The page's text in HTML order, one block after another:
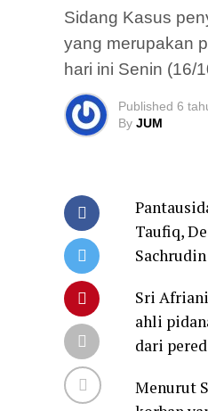
Sidang Kasus
yang merupakan
hari ini Senin (16/
Published 6
By JUM
Taufiq,
Sri
ahli
dari
Menurut